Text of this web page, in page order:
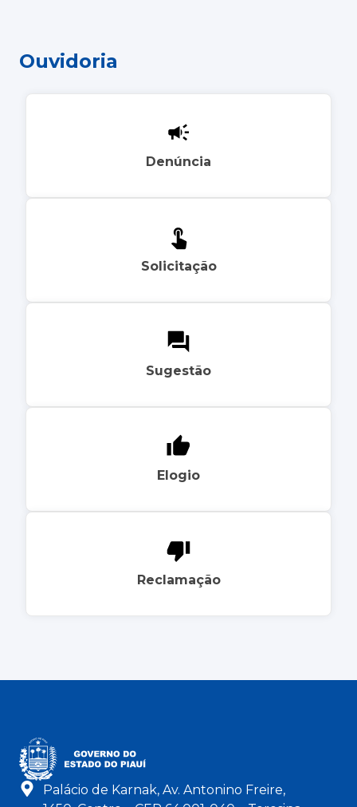
Ouvidoria
Denúncia
Solicitação
Sugestão
Elogio
Reclamação
Palácio de Karnak, Av. Antonino Freire,